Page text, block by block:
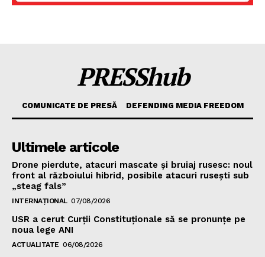
PRESShub
COMUNICATE DE PRESĂ DEFENDING MEDIA FREEDOM
Ultimele articole
Drone pierdute, atacuri mascate și bruiaj rusesc: noul
front al războiului hibrid, posibile atacuri rusești sub
„steag fals”
INTERNAȚIONAL 07/08/2026
USR a cerut Curții Constituționale să se pronunțe pe
noua lege ANI
ACTUALITATE 06/08/2026